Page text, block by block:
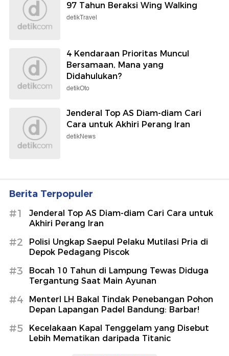
97 Tahun Beraksi Wing Walking
detikTravel
4 Kendaraan Prioritas Muncul
Bersamaan, Mana yang
Didahulukan?
detikOto
Jenderal Top AS Diam-diam Cari
Cara untuk Akhiri Perang Iran
detikNews
Berita Terpopuler
#1
Jenderal Top AS Diam-diam Cari Cara untuk
Akhiri Perang Iran
#2
Polisi Ungkap Saepul Pelaku Mutilasi Pria di
Depok Pedagang Piscok
#3
Bocah 10 Tahun di Lampung Tewas Diduga
Tergantung Saat Main Ayunan
#4
MenterI LH Bakal Tindak Penebangan Pohon
Depan Lapangan Padel Bandung: Barbar!
#5
Kecelakaan Kapal Tenggelam yang Disebut
Lebih Mematikan daripada Titanic